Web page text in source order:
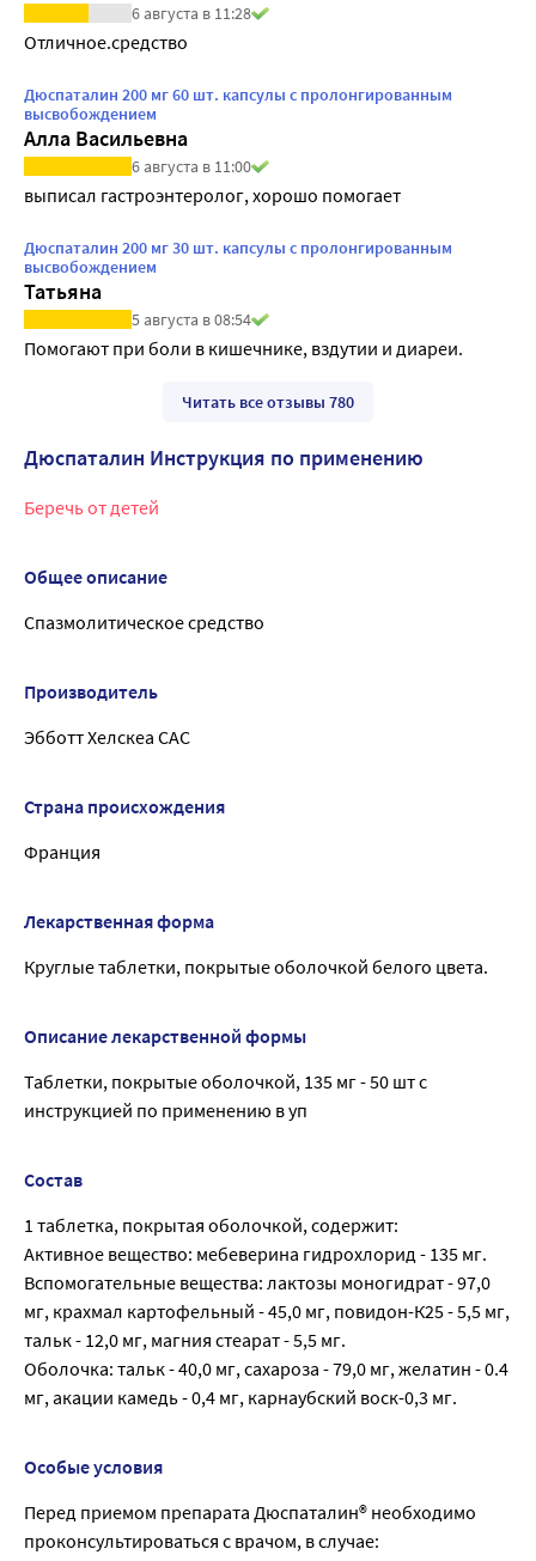
6 августа в 11:28
Отличное.средство
Дюспаталин 200 мг 60 шт. капсулы с пролонгированным
высвобождением
Алла Васильевна
6 августа в 11:00
выписал гастроэнтеролог, хорошо помогает
Дюспаталин 200 мг 30 шт. капсулы с пролонгированным
высвобождением
Татьяна
5 августа в 08:54
Помогают при боли в кишечнике, вздутии и диареи.
Читать все отзывы 780
Дюспаталин Инструкция по применению
Беречь от детей
Общее описание
Спазмолитическое средство
Производитель
Эбботт Хелскеа САС
Страна происхождения
Франция
Лекарственная форма
Круглые таблетки, покрытые оболочкой белого цвета.
Описание лекарственной формы
Таблетки, покрытые оболочкой, 135 мг - 50 шт с
инструкцией по применению в уп
Состав
1 таблетка, покрытая оболочкой, содержит:
Активное вещество: мебеверина гидрохлорид - 135 мг.
Вспомогательные вещества: лактозы моногидрат - 97,0
мг, крахмал картофельный - 45,0 мг, повидон-К25 - 5,5 мг,
тальк - 12,0 мг, магния стеарат - 5,5 мг.
Оболочка: тальк - 40,0 мг, сахароза - 79,0 мг, желатин - 0.4
мг, акации камедь - 0,4 мг, карнаубский воск-0,3 мг.
Особые условия
Перед приемом препарата Дюспаталин® необходимо
проконсультироваться с врачом, в случае: